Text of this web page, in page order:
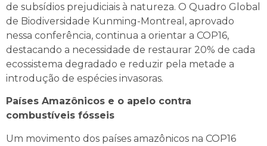
de subsídios prejudiciais à natureza. O Quadro Global
de Biodiversidade Kunming-Montreal, aprovado
nessa conferência, continua a orientar a COP16,
destacando a necessidade de restaurar 20% de cada
ecossistema degradado e reduzir pela metade a
introdução de espécies invasoras.
Países Amazônicos e o apelo contra
combustíveis fósseis
Um movimento dos países amazônicos na COP16